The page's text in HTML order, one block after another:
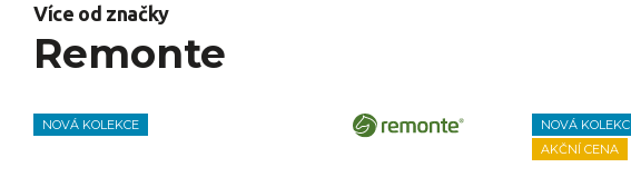
Více od značky
Remonte
NOVÁ KOLEKCE
NOVÁ
AKČNÍ CENA